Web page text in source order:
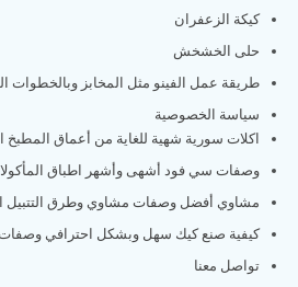
كيكة الزعفران
حلى الخشخش
طريقة عمل الفينو مثل المخابز وبالخطوات
سياسة الخصوصية
اكلات سورية شهية للغاية من أعماق المطبخ
وصفات سي فود أشهى وأشهر اطباق
مشاوي أفضل وصفات مشاوي وطرق التتبيل
كيفية صنع كيك سهل وبشكل احترافي
تواصل معنا